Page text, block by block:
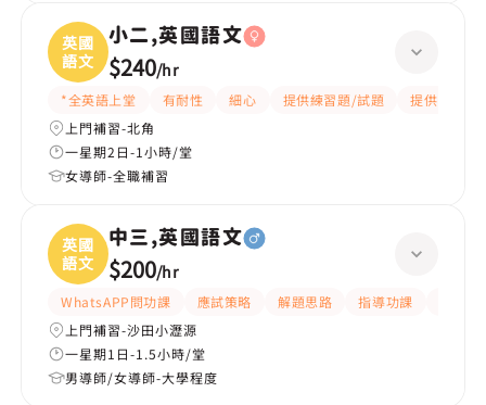
英國
語文
小二,英國語文
$240/hr
*全英語上堂 有耐性 細心 提供練習題/試題
提供筆記
上門補習-北角
一星期2日-1小時/堂
女導師-全職補習
英國
語文
中三,英國語文
$200/hr
WhatsAPP問功課 應試策略 解題思路 指導功課
上門補習-沙田小瀝源
一星期1日-1.5小時/堂
男導師/女導師-大學程度